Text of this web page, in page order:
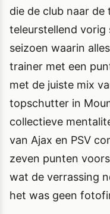
die de club naar de
teleurstellend vorig
seizoen waarin
trainer met een
met de juiste mix
topschutter in
collectieve
van Ajax en PSV
zeven punten
wat de verrassing
het was geen